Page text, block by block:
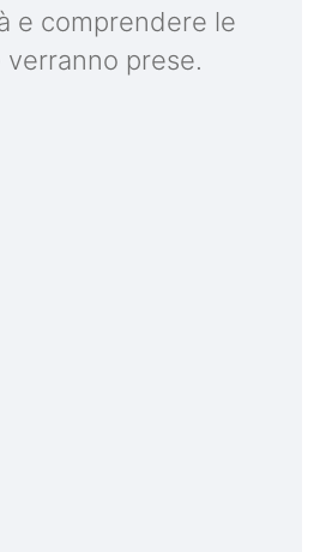
e comprendere le
prese.